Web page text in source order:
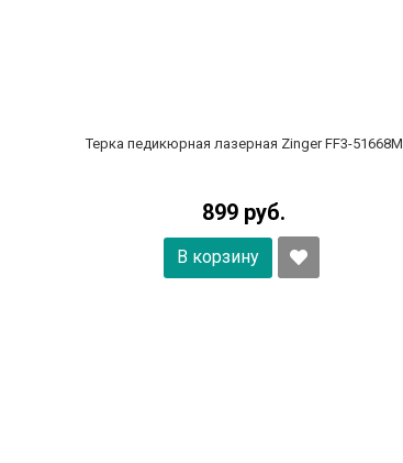
Терка педикюрная лазерная Zinger FF3-51668M
899 руб.
В корзину